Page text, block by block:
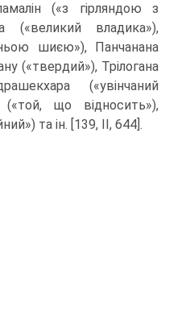
(«з гірляндою з
(«великий владика»),
шиєю»), Панчанана
(«твердий»), Трілогана
(«увінча­ний
що відносить»),
та ін. [139, II, 644].